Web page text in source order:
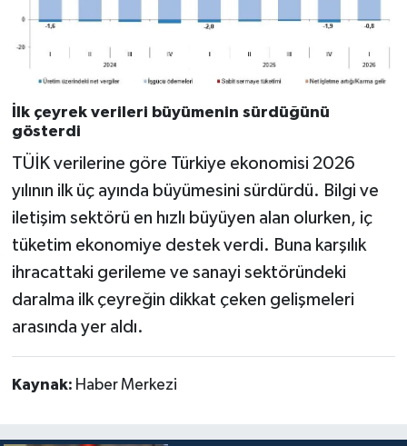
İlk çeyrek verileri büyümenin sürdüğünü
gösterdi
TÜİK verilerine göre Türkiye ekonomisi 2026
yılının ilk üç ayında büyümesini sürdürdü. Bilgi ve
iletişim sektörü en hızlı büyüyen alan olurken, iç
tüketim ekonomiye destek verdi. Buna karşılık
ihracattaki gerileme ve sanayi sektöründeki
daralma ilk çeyreğin dikkat çeken gelişmeleri
arasında yer aldı.
Kaynak: Haber Merkezi